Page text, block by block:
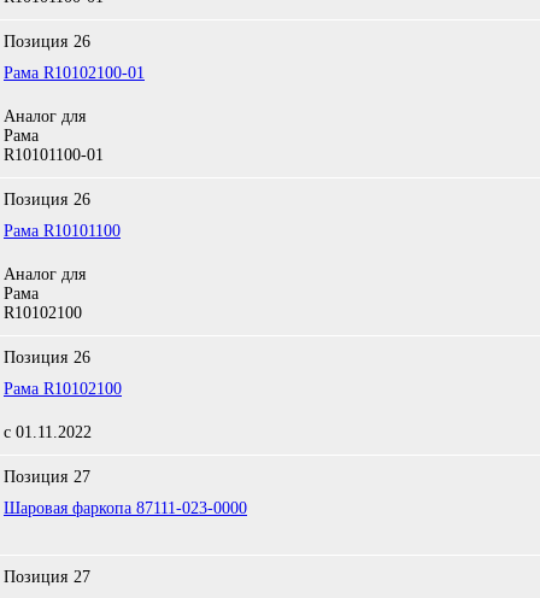
Позиция 26
Рама R10102100-01
Аналог для
Рама
R10101100-01
Позиция 26
Рама R10101100
Аналог для
Рама
R10102100
Позиция 26
Рама R10102100
с 01.11.2022
Позиция 27
Шаровая фаркопа 87111-023-0000
Позиция 27